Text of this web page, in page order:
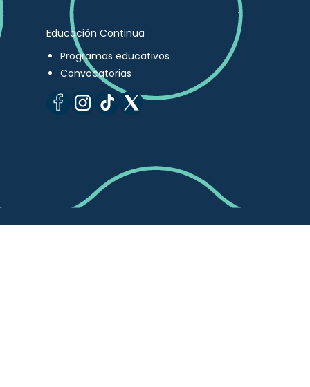
Educación Continua
Programas educativos
Convocatorias